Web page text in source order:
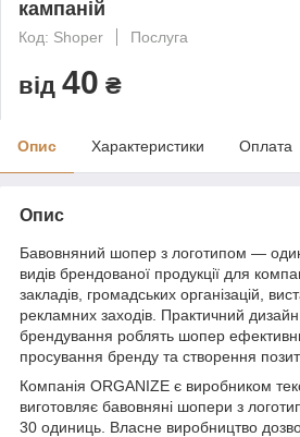
кампаній
Код: Shoper Послуга
від 40 ₴
Опис Характеристики Оплата
Опис
Бавовняний шопер з логотипом —
видів брендованої продукції для
закладів, громадських організацій,
рекламних заходів. Практичний
брендування роблять шопер
просування бренду та створення
Компанія ORGANIZE є виробником
виготовляє бавовняні шопери з
30 одиниць. Власне виробництво